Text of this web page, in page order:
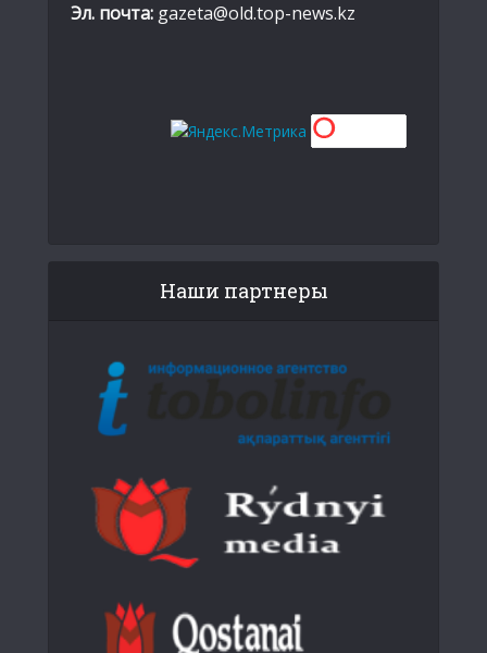
Эл. почта: gazeta@old.top-news.kz
Наши партнеры